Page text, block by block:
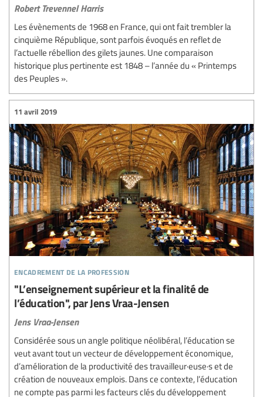
Robert Trevennel Harris
Les évènements de 1968 en France, qui ont fait trembler la
cinquième République, sont parfois évoqués en reflet de
l’actuelle rébellion des gilets jaunes. Une comparaison
historique plus pertinente est 1848 – l’année du « Printemps
des Peuples ».
encadrement de la profession
11 avril 2019
"L’enseignement supérieur et la finalité de
l’éducation", par Jens Vraa-Jensen
Jens Vraa-Jensen
Considérée sous un angle politique néolibéral, l’éducation se
veut avant tout un vecteur de développement économique,
d’amélioration de la productivité des travailleur·euse·s et de
création de nouveaux emplois. Dans ce contexte, l’éducation
ne compte pas parmi les facteurs clés du développement